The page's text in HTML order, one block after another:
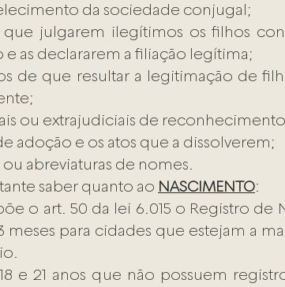
da sociedade conjugal;
que julgarem ilegítimos os filhos
e as declararem a filiação legítima;
de que resultar a legitimação de
ou extrajudiciais de
adoção e os atos que a dissolverem;
abreviaturas de nomes.
saber quanto ao NASCIMENTO:
o art. 50 da lei 6.015 o Registro de
meses para cidades que estejam a
18 e 21 anos que não possuem